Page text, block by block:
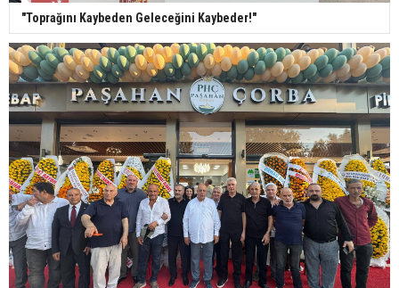
"Toprağını Kaybeden Geleceğini Kaybeder!"